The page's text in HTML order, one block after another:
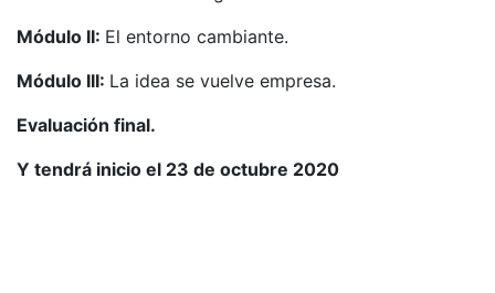
Módulo II: El entorno cambiante.
Módulo III: La idea se vuelve empresa.
Evaluación final.
Y tendrá inicio el 23 de octubre 2020